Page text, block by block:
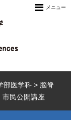
メニュー
部医学科 > 脳脊
市民公開講座